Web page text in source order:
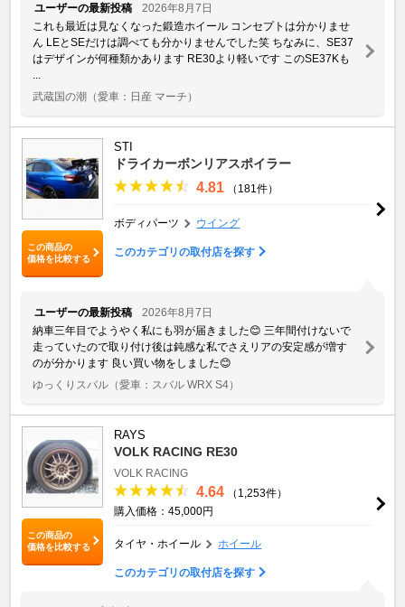
ユーザーの最新投稿
2026年8月7日
これも最近は見なくなった鍛造ホイール コンセプトは分かりませ
ん LEとSEだけは調べても分かりませんでした笑 ちなみに、SE37
はデザインが何種類かあります RE30より軽いです このSE37Kも
武蔵国の潮 （愛車：日産 マーチ）
この商品の
価格を比較する
STI
ドライカーボンリアスポイラー
4.81 （181件）
ボディパーツ ウイング
このカテゴリの取付店を探す
ユーザーの最新投稿
2026年8月7日
納車三年目でようやく私にも羽が届きました😊 三年間付けないで
走っていたので取り付け後は鈍感な私でさえリアの安定感が増す
のが分かります 良い買い物をしました😊
ゆっくりスバル （愛車：スバル WRX S4）
この商品の
価格を比較する
RAYS
VOLK RACING RE30
VOLK RACING
4.64
（1,253件）
購入価格：45,000円
タイヤ・ホイール ホイール
このカテゴリの取付店を探す